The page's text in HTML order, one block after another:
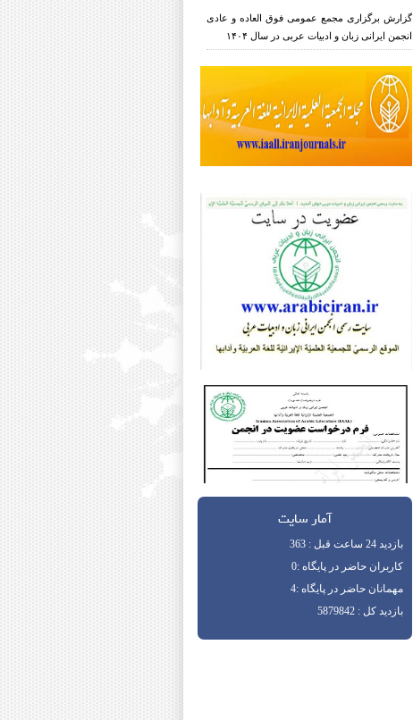
گزارش برگزاری مجمع عمومی فوق العاده و عادی
انجمن ایرانی زبان و ادبیات عربی در سال ۱۴۰۴
آمار سایت
بازدید 24 ساعت قبل : 363
کاربران حاضر در پایگاه :0
مهمانان حاضر در پایگاه :4
بازدید کل : 5879842